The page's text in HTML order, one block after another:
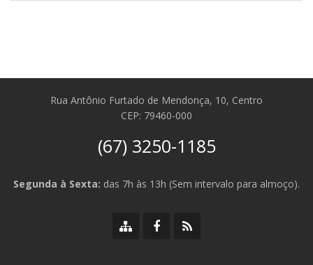
Rua Antônio Furtado de Mendonça, 10, Centro
CEP: 79460-000
(67) 3250-1185
Segunda à Sexta: das 7h às 13h (Sem intervalo para almoço).
MapaFacebook
RSS